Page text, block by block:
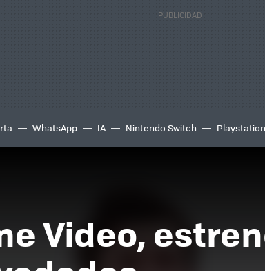
WhatsApp IA Nintendo Switch Playstation
Video,